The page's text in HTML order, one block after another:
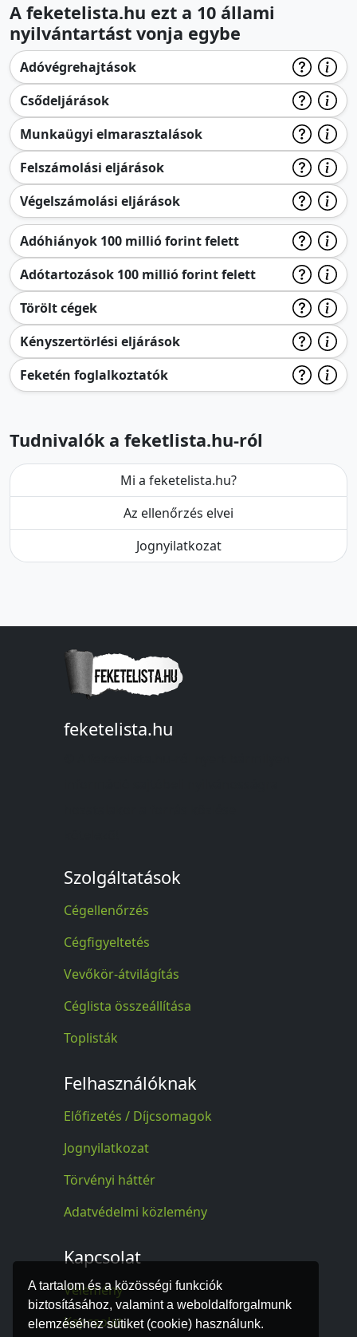
A tartalom és a közösségi funkciók
biztosításához, valamint a weboldalforgalmunk
elemzéséhez sütiket (cookie) használunk.
A feketelista.hu ezt a 10 állami
nyilvántartást vonja egybe
Adóvégrehajtások
Csődeljárások
Munkaügyi elmarasztalások
Felszámolási eljárások
Végelszámolási eljárások
Adóhiányok 100 millió forint felett
Adótartozások 100 millió forint felett
Törölt cégek
Kényszertörlési eljárások
Feketén foglalkoztatók
Tudnivalók a feketlista.hu-ról
Mi a feketelista.hu?
Az ellenőrzés elvei
Jognyilatkozat
feketelista.hu
Szolgáltatások
Cégellenőrzés
Cégfigyeltetés
Vevőkör-átvilágítás
Céglista összeállítása
Toplisták
Felhasználóknak
Előfizetés / Díjcsomagok
Jognyilatkozat
Törvényi háttér
Adatvédelmi közlemény
Kapcsolat
Vélemény
Kapcsolat